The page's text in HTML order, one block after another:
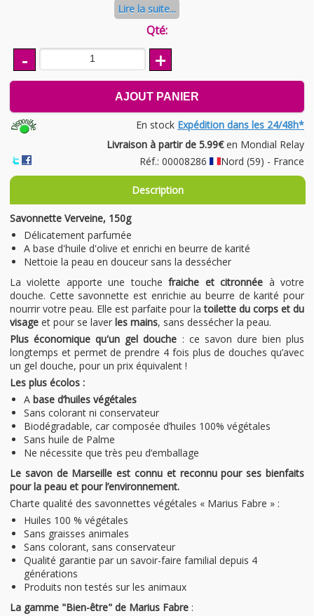
Lire la suite...
Qté:
- +
AJOUT PANIER
En stock Expédition dans les 24/48h*
Livraison à partir de 5.99€en Mondial Relay
Réf.: 00008286
Nord (59) - France
Description
Savonnette Verveine, 150g
Délicatement parfumée
A base d'huile d'olive et enrichi en beurre de karité
Nettoie la peau en douceur sans la dessécher
La violette apporte une touchefraiche et citronnée à votre
douche. Cette savonnette est enrichie au beurre de karité pour
nourrir votre peau. Elle est parfaite pour latoilette du corps et du
visage et pour se laver les mains, sans dessécher la peau.
Plus économique qu'un gel douche : ce savon dure bien plus
longtemps et permet de prendre 4 fois plus de douches qu’avec
un gel douche, pour un prix équivalent !
Les plus écolos :
A base d’huiles végétales
Sans colorant ni conservateur
Biodégradable, car composée d’huiles 100% végétales
Sans huile de Palme
Ne nécessite que très peu d’emballage
Le savon de Marseille est connu et reconnu pour ses bienfaits
pour la peau et pour l’environnement.
Charte qualité des savonnettes végétales « Marius Fabre » :
Huiles 100 % végétales
Sans graisses animales
Sans colorant, sans conservateur
Qualité garantie par un savoir-faire familial depuis 4
générations
Produits non testés sur les animaux
La gamme "Bien-être" de Marius Fabre :